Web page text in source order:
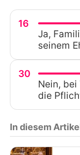
16
Ja,
seinem
30
Nein,
die
In diesem